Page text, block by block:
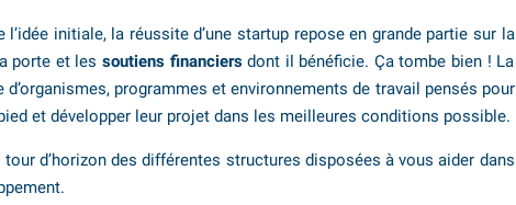
l’idée initiale, la réussite d’une startup repose en grande partie sur la
porte et lessoutiens financiersdont il bénéficie. Ça tombe bien ! La
programmes et environnements de travail pensés pour
et développer leur projet dans les meilleures conditions possible.
d’horizon des différentes structures disposées à vous aider dans